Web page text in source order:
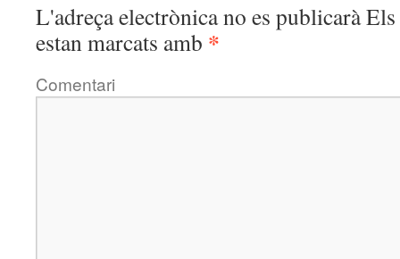
L'adreça electrònica no es publicaràEls
estan marcats amb *
Comentari